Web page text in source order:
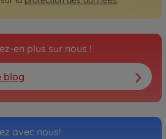
en plus sur nous !
blog
avec nous!